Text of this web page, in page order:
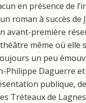
en présence de
roman à succès de
avant-première
même où
un peu
Philippe Daguerre
publique,
Tréteaux de